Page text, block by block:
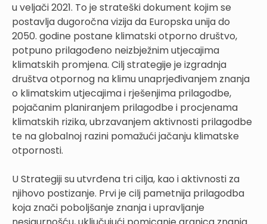
u veljači 2021. To je strateški dokument kojim se
postavlja dugoročna vizija da Europska unija do
2050. godine postane klimatski otporno društvo,
potpuno prilagođeno neizbježnim utjecajima
klimatskih promjena. Cilj strategije je izgradnja
društva otpornog na klimu unaprjeđivanjem znanja
o klimatskim utjecajima i rješenjima prilagodbe,
pojačanim planiranjem prilagodbe i procjenama
klimatskih rizika, ubrzavanjem aktivnosti prilagodbe
te na globalnoj razini pomažući jačanju klimatske
otpornosti.
U Strategiji su utvrđena tri cilja, kao i aktivnosti za
njihovo postizanje. Prvi je cilj pametnija prilagodba
koja znači poboljšanje znanja i upravljanje